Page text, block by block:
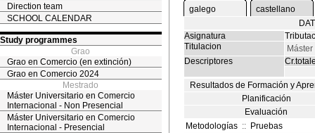
Direction team
SCHOOL CALENDAR
Study programmes
Grao
Grao en Comercio (en extinción)
Grao en Comercio 2024
Mestrado
Máster Universitario en Comercio
Internacional - Non Presencial
Máster Universitario en Comercio
Internacional - Presencial
galego
castellano
Asignatura
Titulacion
Descriptores
Resultados de Formación y
Planificación
Evaluación
Metodologías :: Pruebas